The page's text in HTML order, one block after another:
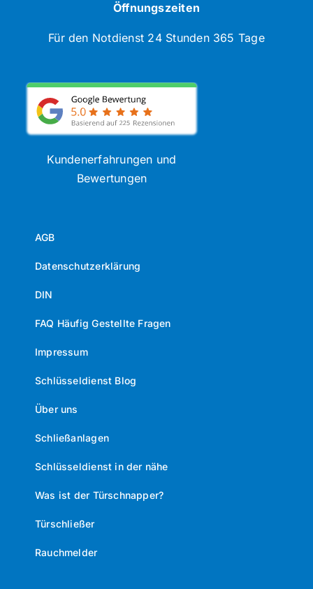
Öffnungszeiten
Für den Notdienst 24 Stunden 365 Tage
Kundenerfahrungen und
Bewertungen
AGB
Datenschutzerklärung
DIN
FAQ Häufig Gestellte Fragen
Impressum
Schlüsseldienst Blog
Über uns
Schließanlagen
Schlüsseldienst in der nähe
Was ist der Türschnapper?
Türschließer
Rauchmelder